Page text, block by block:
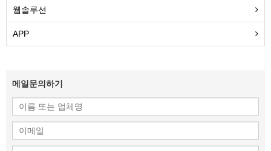
웹솔루션
APP
메일문의하기